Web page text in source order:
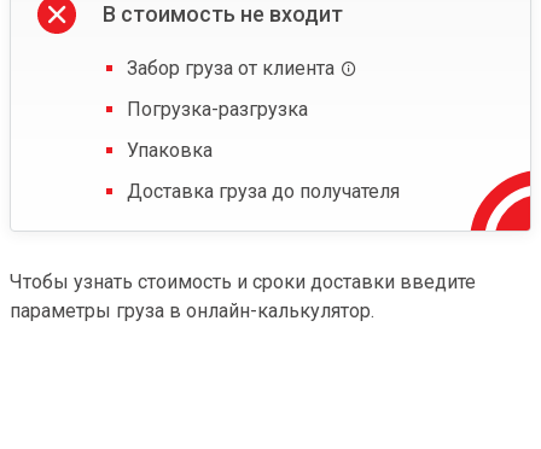
В стоимость не входит
Забор груза от клиента
Погрузка-разгрузка
Упаковка
Доставка груза до получателя
Чтобы узнать стоимость и сроки доставки введите
параметры груза в онлайн-калькулятор.